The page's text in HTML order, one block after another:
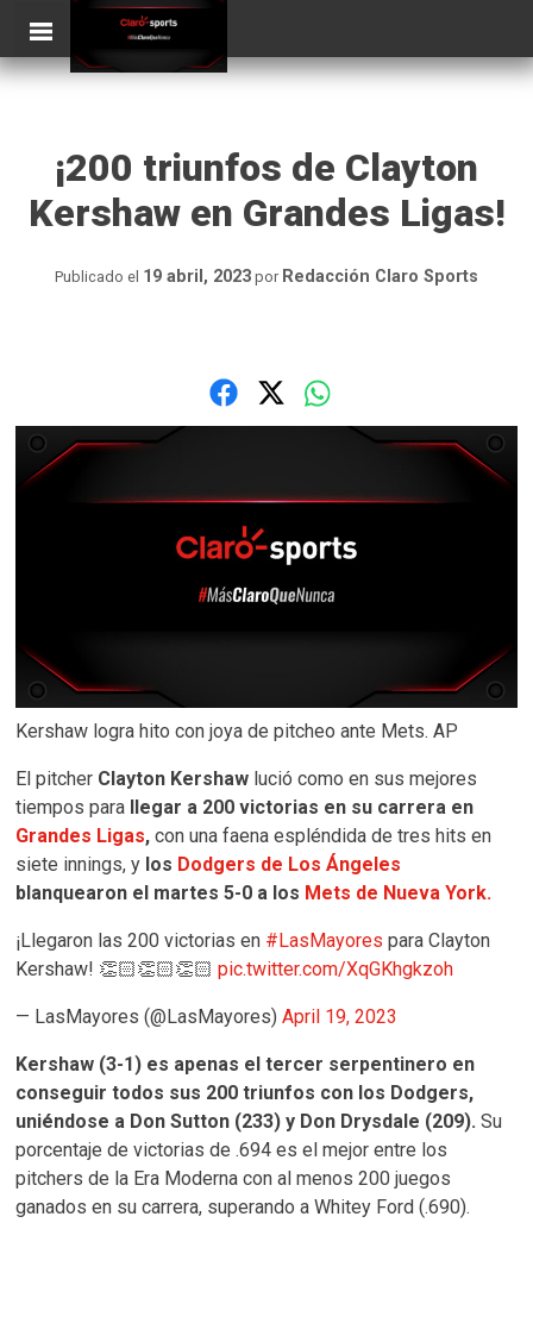
content
ClaroSports
¡200 triunfos de Clayton
Kershaw en Grandes Ligas!
Publicado el 19 abril, 2023 por Redacción Claro Sports
Kershaw logra hito con joya de pitcheo ante Mets. AP
El pitcher Clayton Kershaw lució como en sus mejores
tiempos para llegar a 200 victorias en su carrera en
Grandes Ligas, con una faena espléndida de tres hits en
siete innings, y los Dodgers de Los Ángeles
blanquearon el martes 5-0 a los Mets de Nueva York.
¡Llegaron las 200 victorias en #LasMayores para Clayton
Kershaw! 👏🏻👏🏻👏🏻pic.twitter.com/XqGKhgkzoh
— LasMayores (@LasMayores)April 19, 2023
Kershaw (3-1) es apenas el tercer serpentinero en
conseguir todos sus 200 triunfos con los Dodgers,
uniéndose a Don Sutton (233) y Don Drysdale (209). Su
porcentaje de victorias de .694 es el mejor entre los
pitchers de la Era Moderna con al menos 200 juegos
ganados en su carrera, superando a Whitey Ford (.690).